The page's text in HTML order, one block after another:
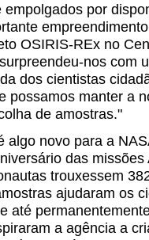
por
OSIRIS-REx no
nos com
dos cientistas
possamos manter a
de amostras."
algo novo para a
das
trouxessem
ajudaram os
até
a agência a